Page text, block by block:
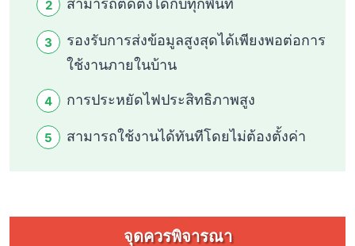
สามารถติดตั้งได้กับทุกพื้นที่
รองรับการส่งข้อมูลสูงสุดได้เพียงพอต่อการ
ใช้งานภายในบ้าน
การประหยัดไฟประสิทธิภาพสูง
สามารถใช้งานได้ทันทีโดยไม่ต้องตั้งค่า
จุดควรพิจารณา